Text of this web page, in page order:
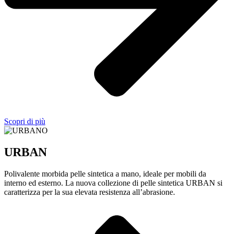
Scopri di più
URBAN
Polivalente morbida pelle sintetica a mano, ideale per mobili da
interno ed esterno. La nuova collezione di pelle sintetica URBAN si
caratterizza per la sua elevata resistenza all’abrasione.